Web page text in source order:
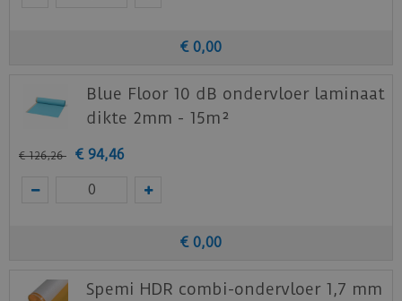
€ 0,00
Blue Floor 10 dB ondervloer laminaat
dikte 2mm - 15m²
€ 126,26 € 94,46
€ 0,00
Spemi HDR combi-ondervloer 1,7 mm